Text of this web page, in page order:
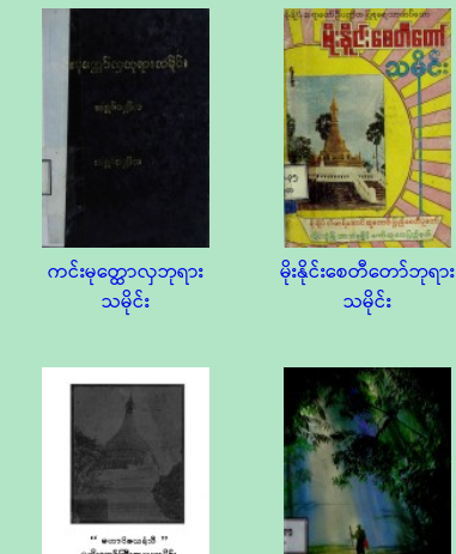
ကင်းမုတ္ထောလှဘုရား
သမိုင်း
မိုးနိုင်းစေတီတော်ဘုရား
သမိုင်း